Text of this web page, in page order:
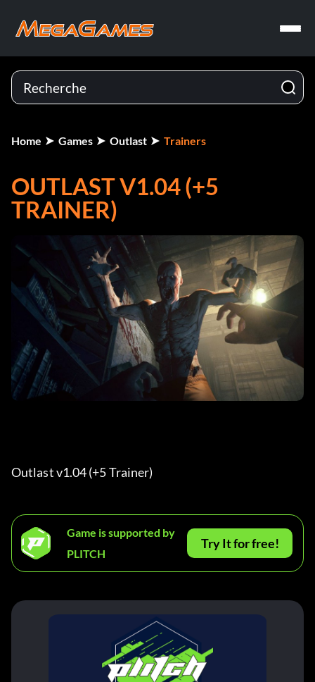
Home Games Outlast Trainers
OUTLAST V1.04 (+5
TRAINER)
Outlast v1.04 (+5 Trainer)
Game is supported by
PLITCH
Try It for free!